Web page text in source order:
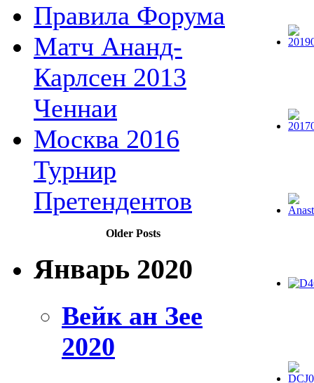
Правила Форума
Матч Ананд-
Карлсен 2013
Ченнаи
Москва 2016
Турнир
Претендентов
Older Posts
Январь 2020
Вейк ан Зее
2020